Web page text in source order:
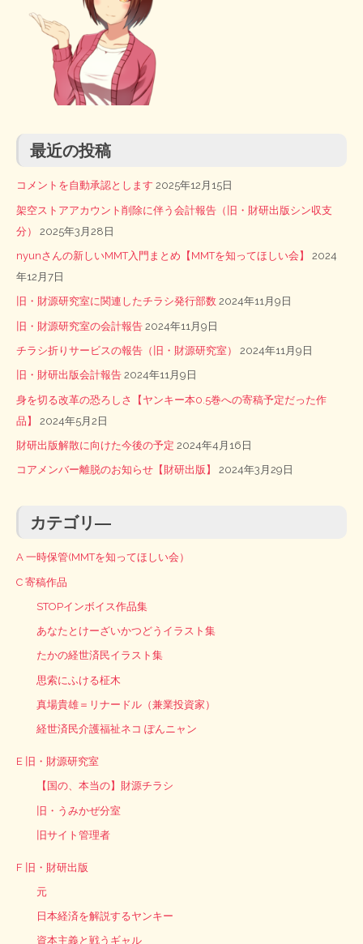
最近の投稿
コメントを自動承認とします 2025年12月15日
架空ストアアカウント削除に伴う会計報告（旧・財研出版シン収支
分）
2025年3月28日
nyunさんの新しいMMT入門まとめ【MMTを知ってほしい会】
2024
年12月7日
旧・財源研究室に関連したチラシ発行部数 2024年11月9日
旧・財源研究室の会計報告 2024年11月9日
チラシ折りサービスの報告（旧・財源研究室） 2024年11月9日
旧・財研出版会計報告 2024年11月9日
身を切る改革の恐ろしさ【ヤンキー本0.5巻への寄稿予定だった作
品】
2024年5月2日
財研出版解散に向けた今後の予定 2024年4月16日
コアメンバー離脱のお知らせ【財研出版】 2024年3月29日
カテゴリ―
A 一時保管(MMTを知ってほしい会）
C 寄稿作品
STOPインボイス作品集
あなたとけーざいかつどうイラスト集
たかの経世済民イラスト集
思索にふける柾木
真場貴雄＝リナードル（兼業投資家）
経世済民介護福祉ネコ ぽんニャン
E 旧・財源研究室
【国の、本当の】財源チラシ
旧・うみかぜ分室
旧サイト管理者
F 旧・財研出版
元
日本経済を解説するヤンキー
資本主義と戦うギャル